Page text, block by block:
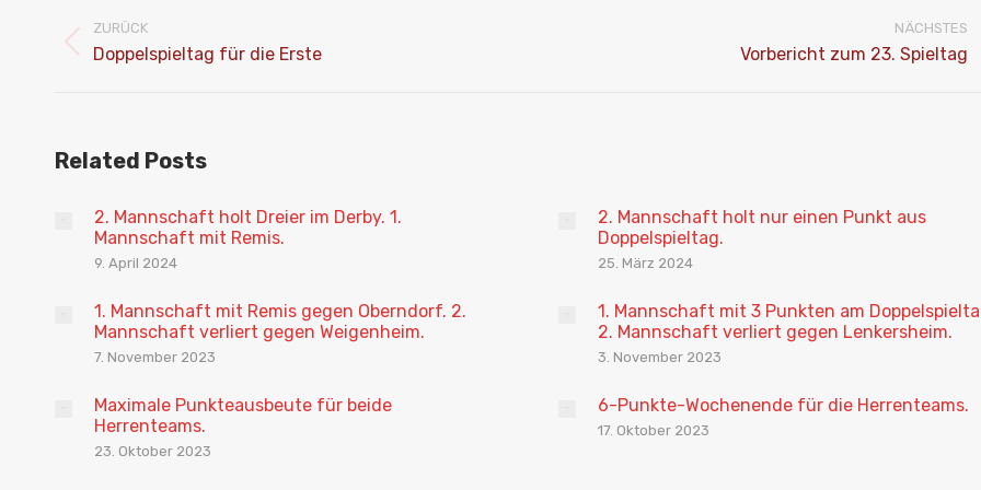
ZURÜCK
Vorheriger
Doppelspieltag für die Erste
NÄCHSTES
Vorbericht zum 23. Spieltag
Related Posts
2. Mannschaft holt Dreier im Derby. 1.
Mannschaft mit Remis.
9. April 2024
2. Mannschaft holt nur einen Punkt aus
Doppelspieltag.
25. März 2024
1. Mannschaft mit Remis gegen Oberndorf. 2.
Mannschaft verliert gegen Weigenheim.
7. November 2023
1. Mannschaft mit 3 Punkten am
2. Mannschaft verliert gegen Lenkersheim.
3. November 2023
Maximale Punkteausbeute für beide
Herrenteams.
23. Oktober 2023
6-Punkte-Wochenende für die Herrenteams.
17. Oktober 2023